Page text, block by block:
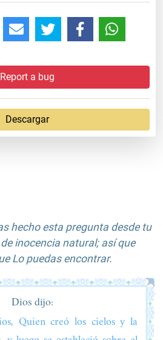
Report a bug
Descargar
hecho esta pregunta desde tu
inocencia natural; así que
Lo puedas encontrar.
Dios dijo:
Quien creó los cielos y la